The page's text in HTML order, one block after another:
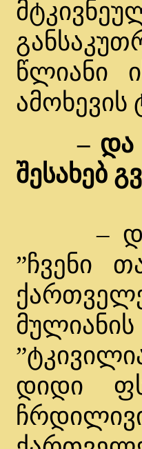
წლიანი
– და
შესახებ
– დიდი
”ჩვენი
დიდი